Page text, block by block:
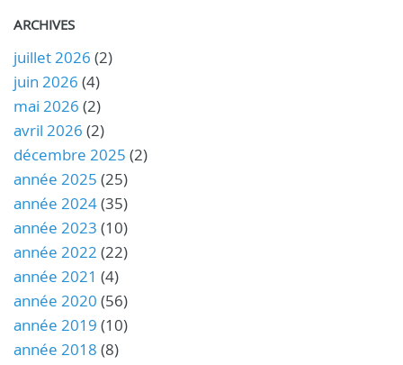
ARCHIVES
juillet 2026 (2)
juin 2026 (4)
mai 2026 (2)
avril 2026 (2)
décembre 2025 (2)
année 2025 (25)
année 2024(35)
année 2023 (10)
année 2022 (22)
année 2021 (4)
année 2020 (56)
année 2019 (10)
année 2018 (8)